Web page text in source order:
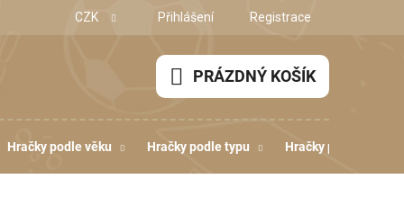
CZK Přihlášení Registrace
NÁKUPNÍ
KOŠÍK
PRÁZDNÝ KOŠÍK
Hračky podle věku Hračky podle typu Hračky podle